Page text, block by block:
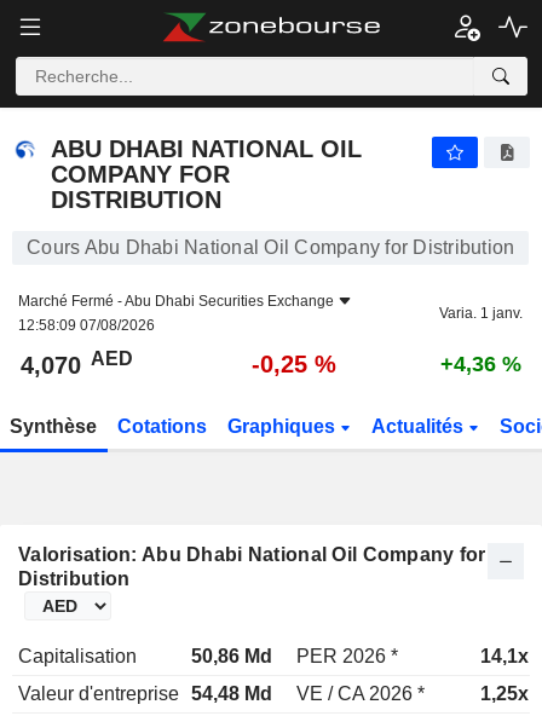
ABU DHABI NATIONAL OIL
COMPANY FOR
DISTRIBUTION
Cours Abu Dhabi National Oil Company for Distribution
Marché Fermé -Abu Dhabi Securities Exchange
12:58:09 07/08/2026
Varia. 1 janv.
4,070 AED -0,25 % +4,36 %
Synthèse Cotations Graphiques Actualités
Valorisation: Abu Dhabi National Oil Company for
Distribution
Capitalisation 50,86 Md PER 2026 *
14,1x
Valeur d'entreprise 54,48 Md VE / CA 2026 *
1,25x